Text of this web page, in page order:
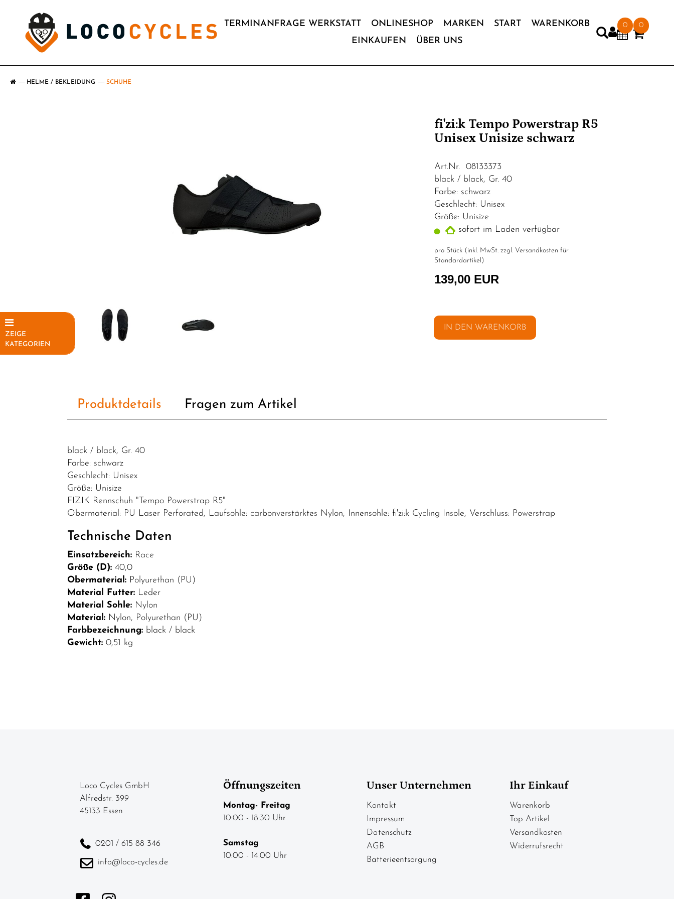
TERMINANFRAGE WERKSTATT ONLINESHOP MARKEN START
WARENKORB
EINKAUFEN
ÜBER UNS
0 0
HELME / BEKLEIDUNG SCHUHE
ZEIGE
KATEGORIEN
fi'zi:k Tempo Powerstrap R5
Unisex Unisize schwarz
Art.Nr. 08133373
black / black, Gr. 40
Farbe: schwarz
Geschlecht: Unisex
Größe: Unisize
sofort im Laden verfügbar
pro Stück (inkl. MwSt. zzgl. Versandkosten für
Standardartikel )
139,00 EUR
IN DEN WARENKORB
Produktdetails Fragen zum Artikel
black / black, Gr. 40
Farbe: schwarz
Geschlecht: Unisex
Größe: Unisize
FIZIK Rennschuh "Tempo Powerstrap R5"
Obermaterial: PU Laser Perforated, Laufsohle: carbonverstärktes Nylon, Innensohle: fi'zi:k Cycling Insole, Verschluss: Powerstrap
Technische Daten
Einsatzbereich: Race
Größe (D): 40,0
Obermaterial: Polyurethan (PU)
Material Futter: Leder
Material Sohle: Nylon
Material: Nylon, Polyurethan (PU)
Farbbezeichnung: black / black
Gewicht: 0,51 kg
Loco Cycles GmbH
Alfredstr. 399
45133 Essen
0201 / 615 88 346
info@loco-cycles.de
Öffnungszeiten
Montag- Freitag
10:00 - 18:30 Uhr
Samstag
10:00 - 14:00 Uhr
Unser Unternehmen
Kontakt
Impressum
Datenschutz
AGB
Batterieentsorgung
Ihr Einkauf
Warenkorb
Top Artikel
Versandkosten
Widerrufsrecht